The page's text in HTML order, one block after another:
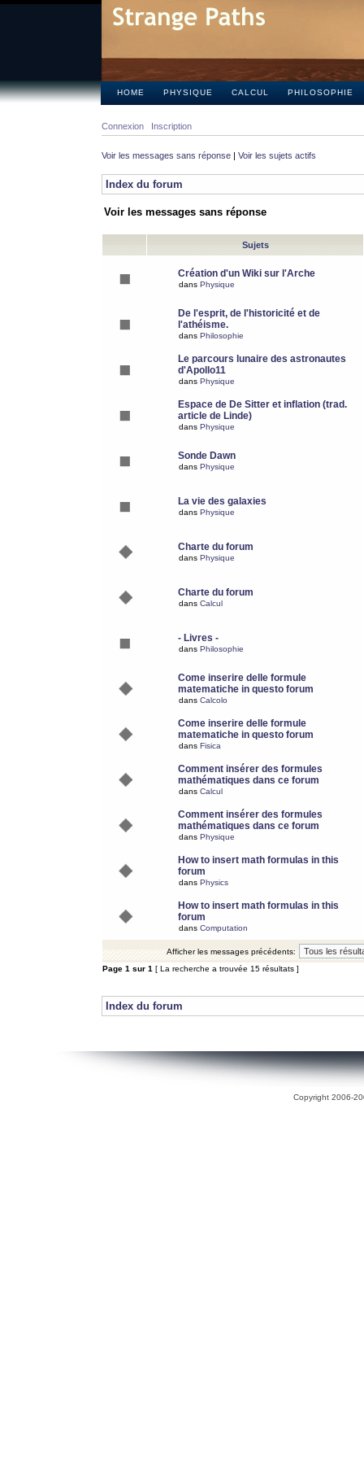
HOME PHYSIQUE CALCUL PHILOSOPHIE
Connexion Inscription
Voir les messages sans réponse | Voir les sujets actifs
Index du forum
Voir les messages sans réponse
Sujets
Création d'un Wiki sur l'Arche
dans Physique
De l'esprit, de l'historicité et de
l'athéisme.
dans Philosophie
Le parcours lunaire des astronautes
d'Apollo11
dans Physique
Espace de De Sitter et inflation (trad.
article de Linde)
dans Physique
Sonde Dawn
dans Physique
La vie des galaxies
dans Physique
Charte du forum
dans Physique
Charte du forum
dans Calcul
- Livres -
dans Philosophie
Come inserire delle formule
matematiche in questo forum
dans Calcolo
Come inserire delle formule
matematiche in questo forum
dans Fisica
Comment insérer des formules
mathématiques dans ce forum
dans Calcul
Comment insérer des formules
mathématiques dans ce forum
dans Physique
How to insert math formulas in this
forum
dans Physics
How to insert math formulas in this
forum
dans Computation
Afficher les messages précédents:
Page 1 sur 1 [ La recherche a trouvée 15 résultats ]
Index du forum
Copyright 2006-